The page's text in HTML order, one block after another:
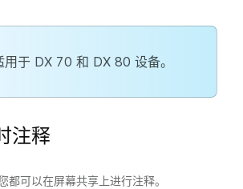
用于 DX 70 和 DX 80 设备。
注释
都可以在屏幕共享上进行注释。